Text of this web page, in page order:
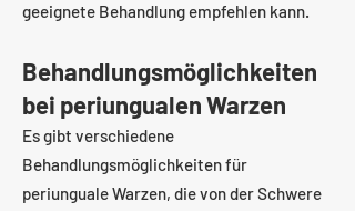
geeignete Behandlung empfehlen kann.
Behandlungsmöglichkeiten
bei periungualen Warzen
Es gibt verschiedene
Behandlungsmöglichkeiten für
periunguale Warzen, die von der Schwere